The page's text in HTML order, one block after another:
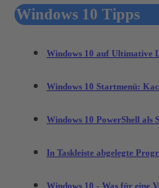
Windows 10 Tipps
Windows 10 auf Ultimative
Windows 10 Startmenü:
Windows 10 PowerShell als
In Taskleiste abgelegte
Windows 10 - Was für eine